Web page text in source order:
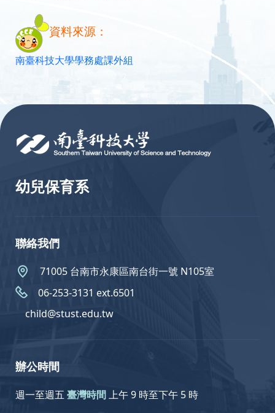
資料來源：
南臺科技大學學務處課外組
幼兒保育系
聯絡我們
71005 台南市永康區南台街一號 N105室
06-253-3131 ext.6501
child@stust.edu.tw
辦公時間
週一至週五 臺灣時間上午 9 時至下午 5 時